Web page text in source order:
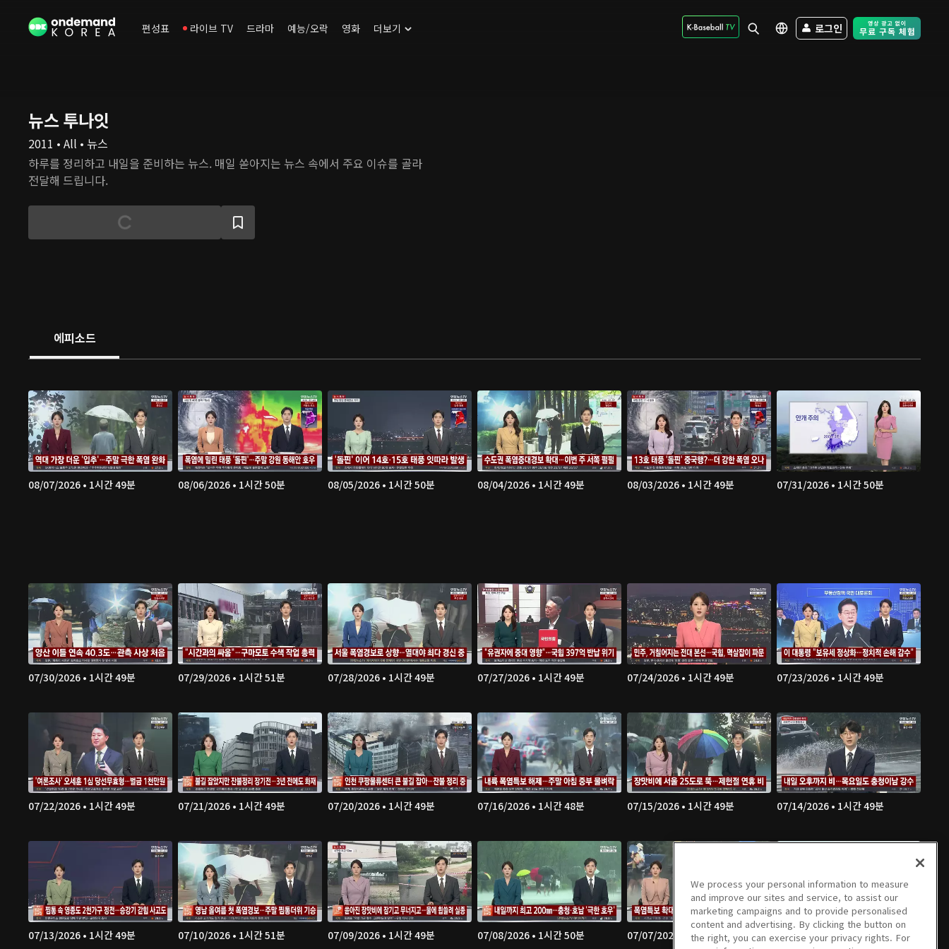
편성표 라이브 TV 드라마 예능/오락 영화 더보기 로그인 Free Trial -
뉴스 투나잇
2011 • All • 뉴스
하루를 정리하고 내일을 준비하는 뉴스. 매일 쏟아지는 뉴스 속에서 주요 이슈를 골라
전달해 드립니다.
에피소드
08/07/2026 • 1시간 49분 08/06/2026 • 1시간 50분 08/05/2026 • 1시간 50분 08/04/2026 • 1시간 49분 08/03/2026 • 1시간 49분 07/31/2026 • 1시간 50분
07/30/2026 • 1시간 49분 07/29/2026 • 1시간 51분 07/28/2026 • 1시간 49분 07/27/2026 • 1시간 49분 07/24/2026 • 1시간 49분 07/23/2026 • 1시간 49분
07/22/2026 • 1시간 49분 07/21/2026 • 1시간 49분 07/20/2026 • 1시간 49분 07/16/2026 • 1시간 48분 07/15/2026 • 1시간 49분 07/14/2026 • 1시간 49분
07/13/2026 • 1시간 49분 07/10/2026 • 1시간 51분 07/09/2026 • 1시간 49분 07/08/2026 • 1시간 50분 07/07/2026 • 1시간 48분 07/06/2026 • 1시간 52분
We process your personal information to measure
and improve our sites and service, to assist our
marketing campaigns and to provide personalised
content and advertising. By clicking the button on
the right, you can exercise your privacy rights. For